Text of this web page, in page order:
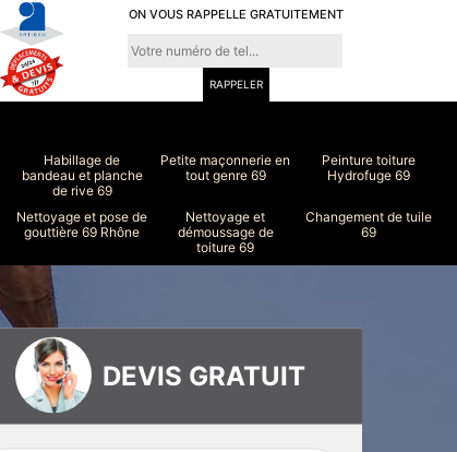
ON VOUS RAPPELLE GRATUITEMENT
Habillage de
bandeau et planche
de rive 69
Petite maçonnerie en
tout genre 69
Peinture toiture
Hydrofuge 69
Nettoyage et pose de
gouttière 69 Rhône
Nettoyage et
démoussage de
toiture 69
Changement de tuile
69
Couvreur 69
Peinture intérieur
DEVIS GRATUIT